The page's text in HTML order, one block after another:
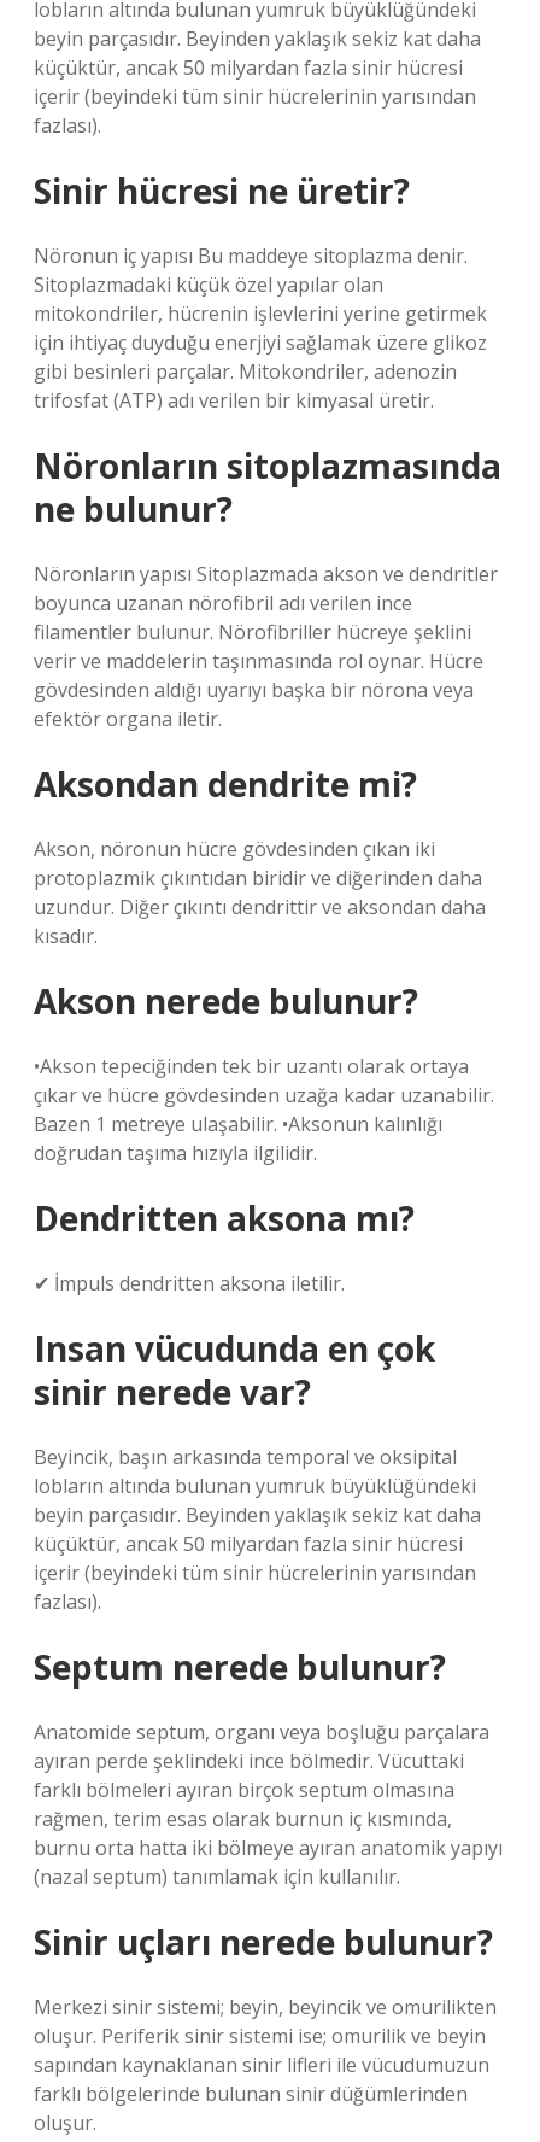
lobların altında bulunan yumruk büyüklüğündeki
beyin parçasıdır. Beyinden yaklaşık sekiz kat daha
küçüktür, ancak 50 milyardan fazla sinir hücresi
içerir (beyindeki tüm sinir hücrelerinin yarısından
fazlası).
Sinir hücresi ne üretir?
Nöronun iç yapısı Bu maddeye sitoplazma denir.
Sitoplazmadaki küçük özel yapılar olan
mitokondriler, hücrenin işlevlerini yerine getirmek
için ihtiyaç duyduğu enerjiyi sağlamak üzere glikoz
gibi besinleri parçalar. Mitokondriler, adenozin
trifosfat (ATP) adı verilen bir kimyasal üretir.
Nöronların sitoplazmasında
ne bulunur?
Nöronların yapısı Sitoplazmada akson ve dendritler
boyunca uzanan nörofibril adı verilen ince
filamentler bulunur. Nörofibriller hücreye şeklini
verir ve maddelerin taşınmasında rol oynar. Hücre
gövdesinden aldığı uyarıyı başka bir nörona veya
efektör organa iletir.
Aksondan dendrite mi?
Akson, nöronun hücre gövdesinden çıkan iki
protoplazmik çıkıntıdan biridir ve diğerinden daha
uzundur. Diğer çıkıntı dendrittir ve aksondan daha
kısadır.
Akson nerede bulunur?
•Akson tepeciğinden tek bir uzantı olarak ortaya
çıkar ve hücre gövdesinden uzağa kadar uzanabilir.
Bazen 1 metreye ulaşabilir. •Aksonun kalınlığı
doğrudan taşıma hızıyla ilgilidir.
Dendritten aksona mı?
✔ İmpuls dendritten aksona iletilir.
Insan vücudunda en çok
sinir nerede var?
Beyincik, başın arkasında temporal ve oksipital
lobların altında bulunan yumruk büyüklüğündeki
beyin parçasıdır. Beyinden yaklaşık sekiz kat daha
küçüktür, ancak 50 milyardan fazla sinir hücresi
içerir (beyindeki tüm sinir hücrelerinin yarısından
fazlası).
Septum nerede bulunur?
Anatomide septum, organı veya boşluğu parçalara
ayıran perde şeklindeki ince bölmedir. Vücuttaki
farklı bölmeleri ayıran birçok septum olmasına
rağmen, terim esas olarak burnun iç kısmında,
burnu orta hatta iki bölmeye ayıran anatomik yapıyı
(nazal septum) tanımlamak için kullanılır.
Sinir uçları nerede bulunur?
Merkezi sinir sistemi; beyin, beyincik ve omurilikten
oluşur. Periferik sinir sistemi ise; omurilik ve beyin
sapından kaynaklanan sinir lifleri ile vücudumuzun
farklı bölgelerinde bulunan sinir düğümlerinden
oluşur.